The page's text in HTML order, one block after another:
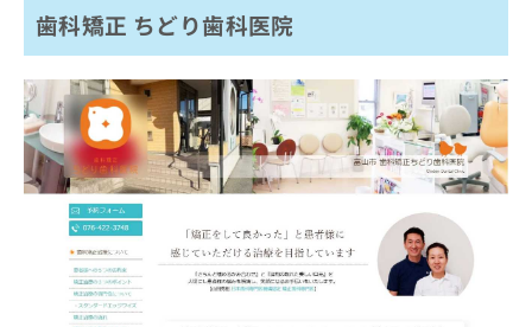
歯科矯正 ちどり歯科医院